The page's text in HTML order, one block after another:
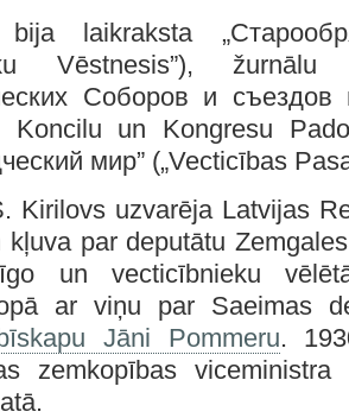
laikraksta
Vēstnesis”), žurnālu
Соборов и съездов
Koncilu un Kongresu
мир” („Vecticības
Kirilovs uzvarēja Latvijas
kļuva par deputātu
un vecticībnieku
ar viņu par Saeimas
Jāni Pommeru.
zemkopības